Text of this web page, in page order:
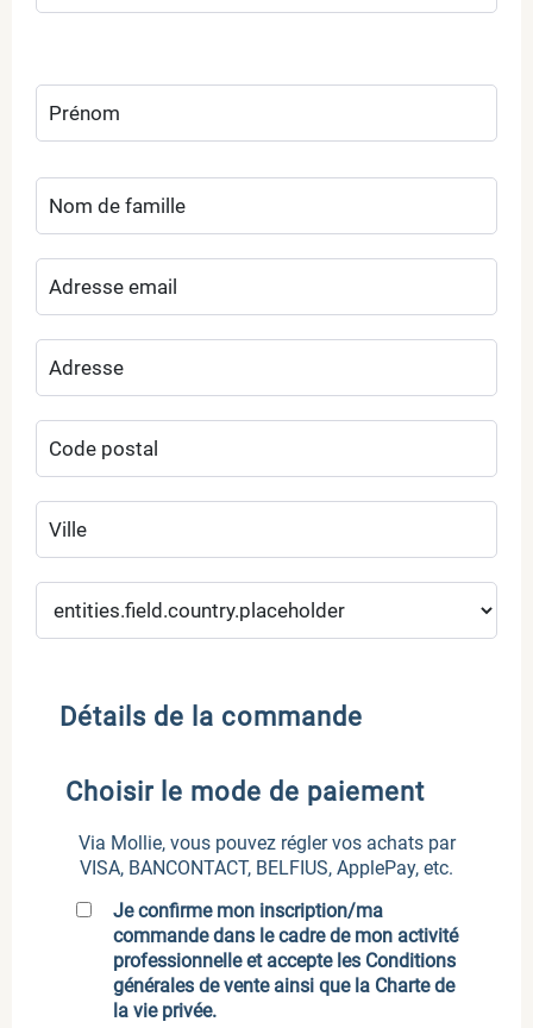
Détails de la commande
Choisir le mode de paiement
Via Mollie, vous pouvez régler vos achats par
VISA, BANCONTACT, BELFIUS, ApplePay, etc.
Je confirme mon inscription/ma
commande dans le cadre de mon activité
professionnelle et accepte les Conditions
générales de venteainsi que la Charte de
la vie privée.